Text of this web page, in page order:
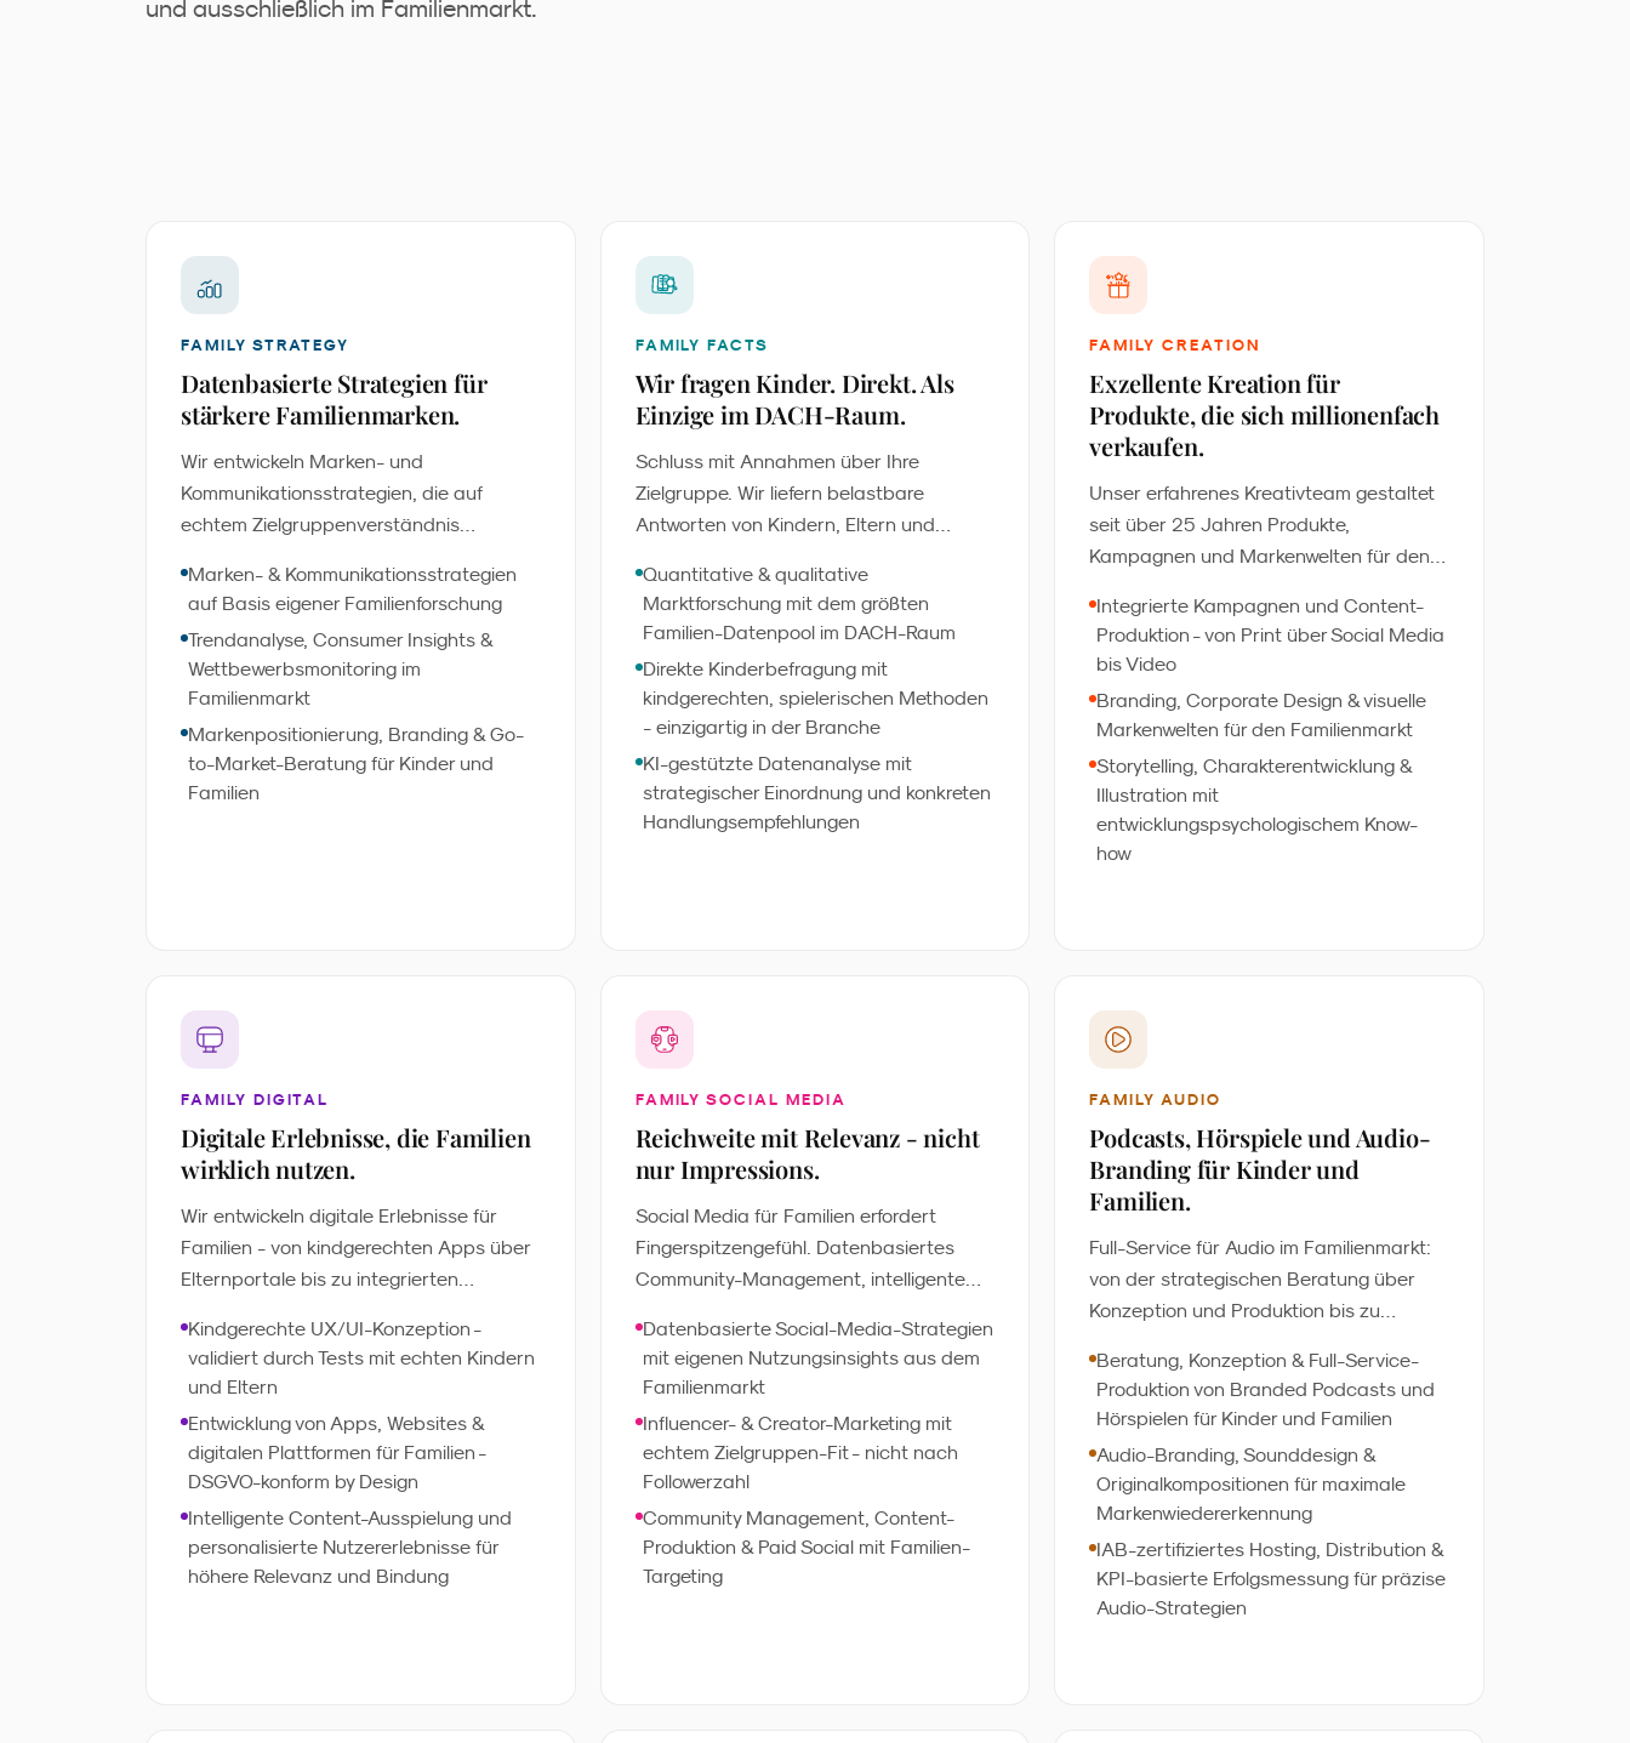
und ausschließlich im Familienmarkt.
FAMILY STRATEGY
Datenbasierte Strategien für
stärkere Familienmarken.
Wir entwickeln Marken- und
Kommunikationsstrategien, die auf
echtem Zielgruppenverständnis
Trendanalyse und strategische
Einordnung liefern belastbare
Entscheidungsgrundlagen -
ressourcenschonend und wirksamer als
Marken- & Kommunikationsstrategien
auf Basis eigener Familienforschung
Trendanalyse, Consumer Insights &
Wettbewerbsmonitoring im
Familienmarkt
Markenpositionierung, Branding & Go-
to-Market-Beratung für Kinder und
Familien
FAMILY FACTS
Wir fragen Kinder. Direkt. Als
Einzige im DACH-Raum.
Schluss mit Annahmen über Ihre
Zielgruppe. Wir liefern belastbare
Antworten von Kindern, Eltern und
sauber, in geeigneten Fällen ab 72
Stunden. Sie bekommen keine Rohdaten,
sondern eine klare
Entscheidungsgrundlage für Produkt,
Verpackung, Kampagne oder
Markenstrategie.
Quantitative & qualitative
Marktforschung mit dem größten
Familien-Datenpool im DACH-Raum
Direkte Kinderbefragung mit
kindgerechten, spielerischen Methoden
- einzigartig in der Branche
KI-gestützte Datenanalyse mit
strategischer Einordnung und konkreten
Handlungsempfehlungen
FAMILY CREATION
Exzellente Kreation für
Produkte, die sich millionenfach
verkaufen.
Unser erfahrenes Kreativteam gestaltet
seit über 25 Jahren Produkte,
Kampagnen und Markenwelten für den
über Social-Media-Content bis zu TV-
Besondere: Unsere Kreation kann durch
für überprüfte exzellente Ergebnisse.
Integrierte Kampagnen und Content-
Produktion - von Print über Social Media
bis Video
Branding, Corporate Design & visuelle
Markenwelten für den Familienmarkt
Storytelling, Charakterentwicklung &
Illustration mit
entwicklungspsychologischem Know-
how
FAMILY DIGITAL
Digitale Erlebnisse, die Familien
wirklich nutzen.
Wir entwickeln digitale Erlebnisse für
Familien - von kindgerechten Apps über
Elternportale bis zu integrierten
sorgt für relevantere Inhalte, kürzere
immer mit dem richtigen Feingefühl.
Kindgerechte UX/UI-Konzeption -
validiert durch Tests mit echten Kindern
und Eltern
Entwicklung von Apps, Websites &
digitalen Plattformen für Familien -
DSGVO-konform by Design
Intelligente Content-Ausspielung und
personalisierte Nutzererlebnisse für
höhere Relevanz und Bindung
FAMILY SOCIAL MEDIA
Reichweite mit Relevanz - nicht
nur Impressions.
Social Media für Familien erfordert
Fingerspitzengefühl. Datenbasiertes
Community-Management, intelligente
Content-Strategien schaffen echte
Bindung - effizient gesteuert und
Datenbasierte Social-Media-Strategien
mit eigenen Nutzungsinsights aus dem
Familienmarkt
Influencer- & Creator-Marketing mit
echtem Zielgruppen-Fit - nicht nach
Followerzahl
Community Management, Content-
Produktion & Paid Social mit Familien-
Targeting
FAMILY AUDIO
Podcasts, Hörspiele und Audio-
Branding für Kinder und
Familien.
Full-Service für Audio im Familienmarkt:
von der strategischen Beratung über
Konzeption und Produktion bis zu
entwickeln Branded Podcasts, Hörspiele
und Familien begleiten - datenbasiert,
markensicher und Ready2Play. Über
200.000 aufmerksame Hörer:innen
Beratung, Konzeption & Full-Service-
Produktion von Branded Podcasts und
Hörspielen für Kinder und Familien
Audio-Branding, Sounddesign &
Originalkompositionen für maximale
Markenwiedererkennung
IAB-zertifiziertes Hosting, Distribution &
KPI-basierte Erfolgsmessung für präzise
Audio-Strategien